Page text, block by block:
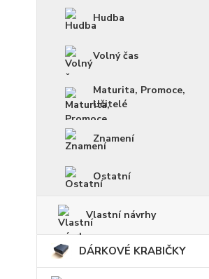
Hudba
Volný čas
Maturita, Promoce,
Učitelé
Znamení
Ostatní
Vlastní návrhy
DÁRKOVÉ KRABIČKY